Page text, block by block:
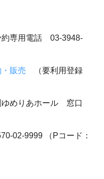
約専用電話 03-3948-
販売 （要利用登録
ゆめりあホール 窓口
02-9999 （Pコード：